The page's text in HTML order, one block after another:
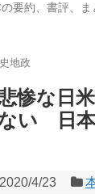
要約、書評、
地政
惨な日
い 日本
2020/4/23